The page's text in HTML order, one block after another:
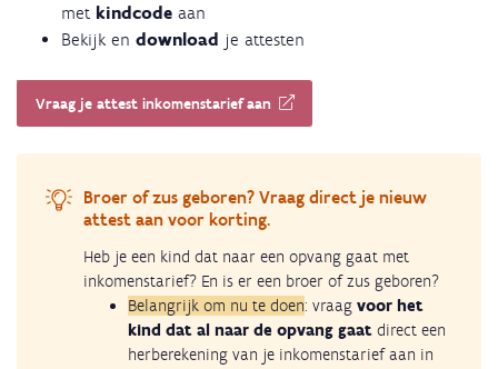
met kindcode aan
Bekijk en download je attesten
Vraag je attest inkomenstarief aan
Broer of zus geboren? Vraag direct je nieuw
attest aan voor korting.
Heb je een kind dat naar een opvang gaat met
inkomenstarief? En is er een broer of zus geboren?
Belangrijk om nu te doen: vraag voor het
kind dat al naar de opvang gaat direct een
herberekening van je inkomenstarief aan in